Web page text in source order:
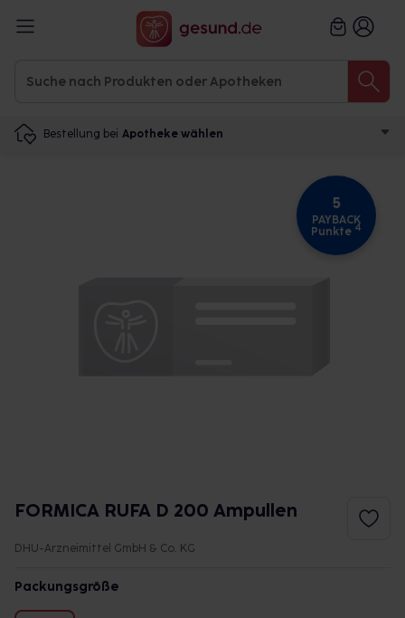
Bestellung bei Apotheke wählen
5
PAYBACK
Punkte 4
FORMICA RUFA D 200 Ampullen
DHU-Arzneimittel GmbH & Co. KG
Packungsgröße